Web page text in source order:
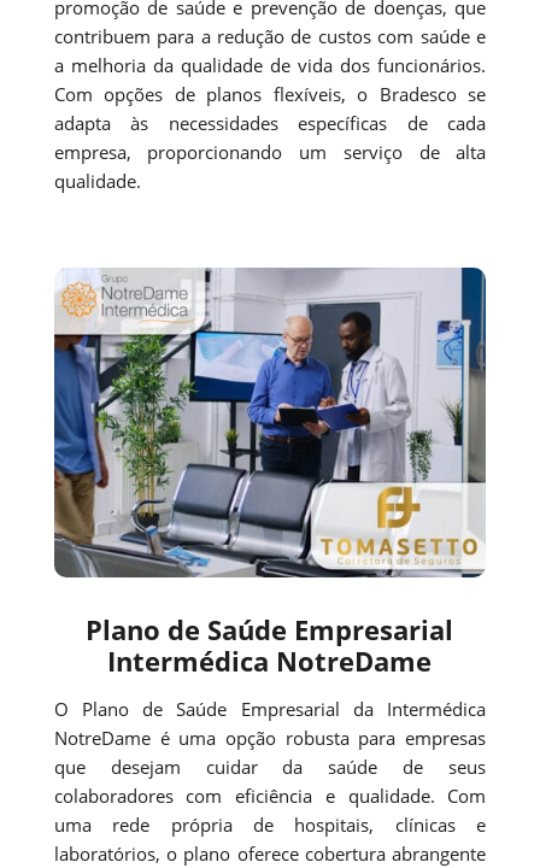
promoção de saúde e prevenção de doenças, que
contribuem para a redução de custos com saúde e
a melhoria da qualidade de vida dos funcionários.
Com opções de planos flexíveis, o Bradesco se
adapta às necessidades específicas de cada
empresa, proporcionando um serviço de alta
qualidade.
Plano de Saúde Empresarial
Intermédica NotreDame
O Plano de Saúde Empresarial da Intermédica
NotreDame é uma opção robusta para empresas
que desejam cuidar da saúde de seus
colaboradores com eficiência e qualidade. Com
uma rede própria de hospitais, clínicas e
laboratórios, o plano oferece cobertura abrangente